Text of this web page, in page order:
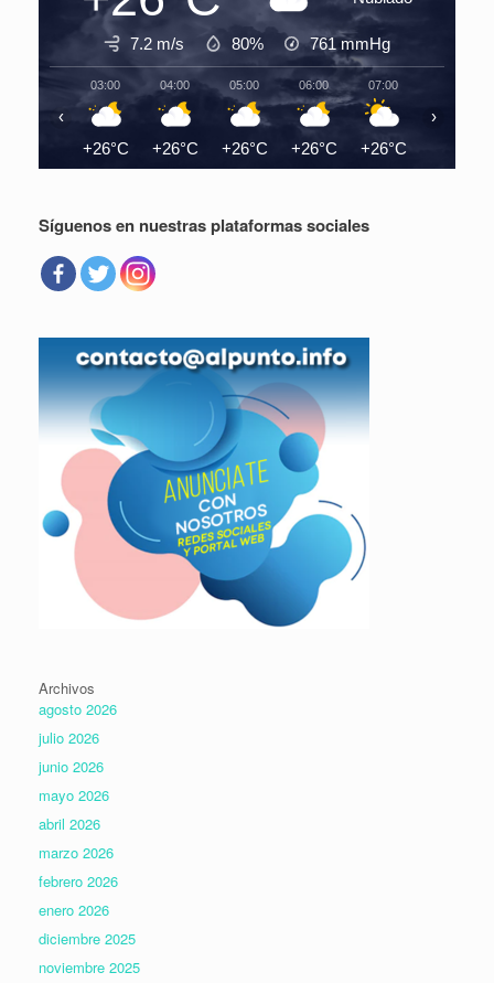
7.2 m/s 80% 761mmHg
03:00
+26°C
04:00
+26°C
05:00
+26°C
06:00
+26°C
07:00
+26°C
‹ ›
Síguenos en nuestras plataformas sociales
Archivos
agosto 2026
julio 2026
junio 2026
mayo 2026
abril 2026
marzo 2026
febrero 2026
enero 2026
diciembre 2025
noviembre 2025